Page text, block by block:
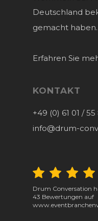
Deutschland
gemacht haben.
Erfahren Sie
KONTAKT
+49 (0) 61 01 /
info@drum-
Drum Conversation
43 Bewertungen auf